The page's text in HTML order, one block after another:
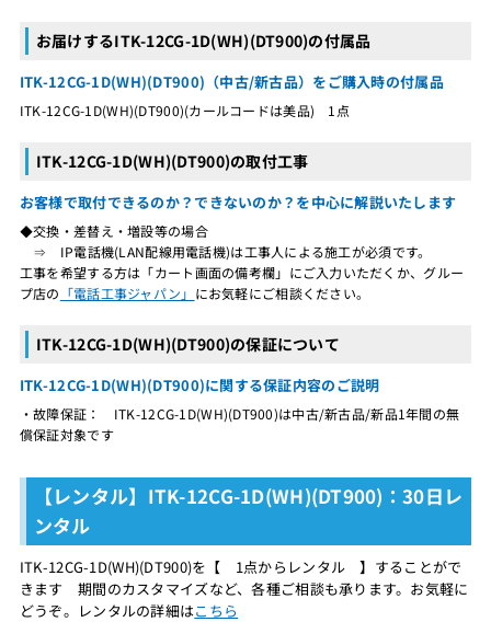
お届けするITK-12CG-1D(WH)(DT900)の付属品
ITK-12CG-1D(WH)(DT900)（中古/新古品）をご購入時の付属品
ITK-12CG-1D(WH)(DT900)(カールコードは美品) 1点
ITK-12CG-1D(WH)(DT900)の取付工事
お客様で取付できるのか？できないのか？を中心に解説いたします
◆交換・差替え・増設等の場合
⇒ IP電話機(LAN配線用電話機)は工事人による施工が必須です。
工事を希望する方は「カート画面の備考欄」にご入力いただくか、グルー
プ店の 「電話工事ジャパン」 にお気軽にご相談ください。
ITK-12CG-1D(WH)(DT900)の保証について
ITK-12CG-1D(WH)(DT900)に関する保証内容のご説明
・故障保証： ITK-12CG-1D(WH)(DT900)は中古/新古品/新品1年間の無
償保証対象です
【レンタル】ITK-12CG-1D(WH)(DT900)：30日レ
ンタル
ITK-12CG-1D(WH)(DT900)を【 1点からレンタル 】することがで
きます 期間のカスタマイズなど、各種ご相談も承ります。お気軽に
どうぞ。レンタルの詳細はこちら